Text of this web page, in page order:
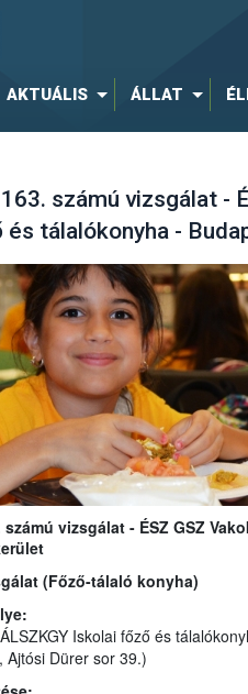
AKTUÁLIS ÁLLAT
számú vizsgálat -
és tálalókonyha -
vizsgálat - ÉSZ GSZ
(Főző-tálaló konyha)
Iskolai főző és
Ajtósi Dürer sor 39.)